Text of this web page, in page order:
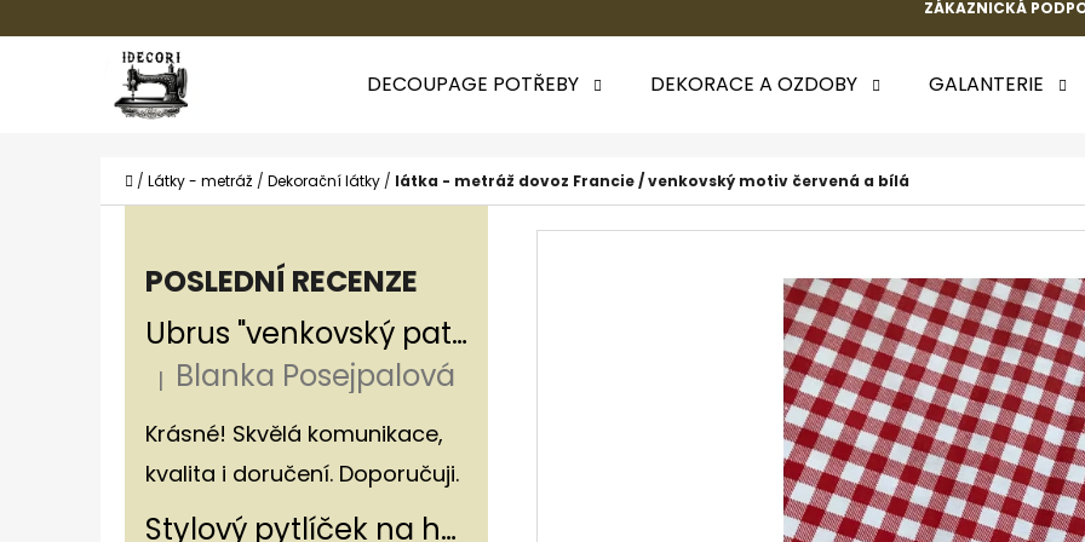
ZÁKAZNICKÁ
DECOUPAGE POTŘEBY DEKORACE A OZDOBY GALANTERIE
Domů
/ Látky - metráž / Dekorační látky / látka - metráž dovoz Francie / venkovský motiv červená a bílá
POSLEDNÍ RECENZE
Ubrus "venkovský patchwork"
Hodnocení produktu je 5 z 5 hvězdiček.
| Blanka Posejpalová
Krásné! Skvělá komunikace,
kvalita i doručení. Doporučuji.
Stylový pytlíček na houby v rustikálním stylu
Zpět
obchodu
Zpět
obchodu
DOPORUČUJEME